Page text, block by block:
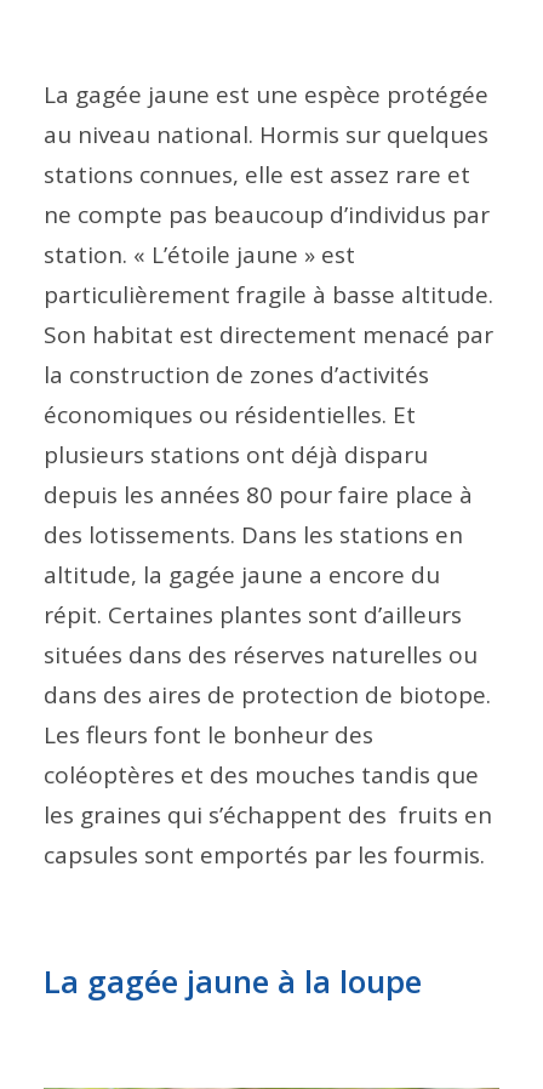
La gagée jaune est une espèce protégée
au niveau national. Hormis sur quelques
stations connues, elle est assez rare et
ne compte pas beaucoup d’individus par
station. « L’étoile jaune » est
particulièrement fragile à basse altitude.
Son habitat est directement menacé par
la construction de zones d’activités
économiques ou résidentielles. Et
plusieurs stations ont déjà disparu
depuis les années 80 pour faire place à
des lotissements. Dans les stations en
altitude, la gagée jaune a encore du
répit. Certaines plantes sont d’ailleurs
situées dans des réserves naturelles ou
dans des aires de protection de biotope.
Les fleurs font le bonheur des
coléoptères et des mouches tandis que
les graines qui s’échappent des fruits en
capsules sont emportés par les fourmis.
La gagée jaune à la loupe